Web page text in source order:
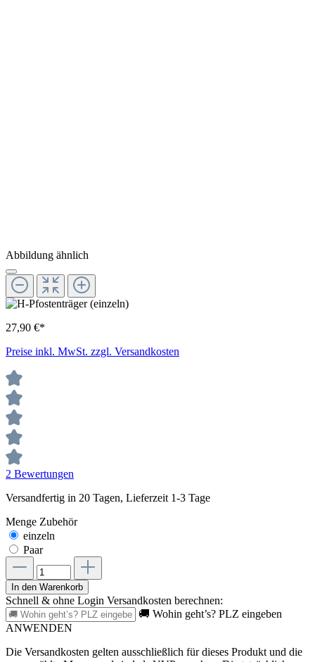
Abbildung ähnlich
27,90 €*
Preise inkl. MwSt. zzgl. Versandkosten
2 Bewertungen
Versandfertig in 20 Tagen, Lieferzeit 1-3 Tage
Menge Zubehör
einzeln
Paar
In den Warenkorb
Schnell & ohne Login Versandkosten berechnen:
🚚 Wohin geht’s? PLZ eingeben
ANWENDEN
Die Versandkosten gelten ausschließlich für dieses Produkt und die